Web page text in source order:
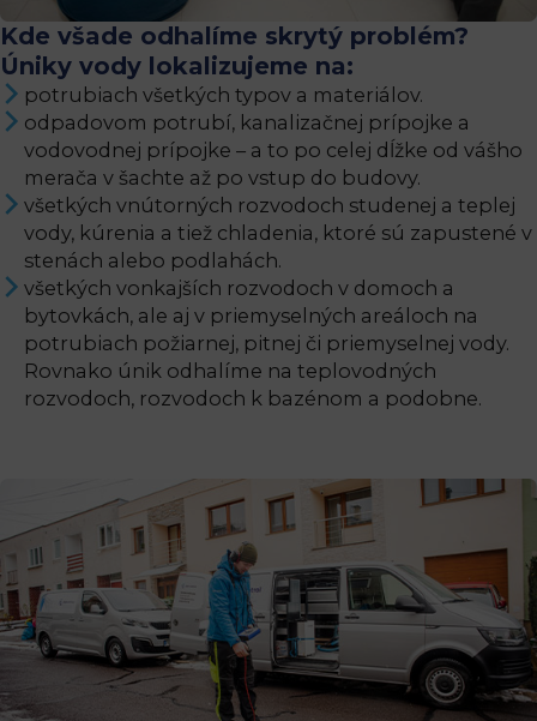
Kde všade odhalíme skrytý problém?
Úniky vody lokalizujeme na:
potrubiach všetkých typov a materiálov.
odpadovom potrubí, kanalizačnej prípojke a
vodovodnej prípojke – a to po celej dĺžke od vášho
merača v šachte až po vstup do budovy.
všetkých vnútorných rozvodoch studenej a teplej
vody, kúrenia a tiež chladenia, ktoré sú zapustené v
stenách alebo podlahách.
všetkých vonkajších rozvodoch v domoch a
bytovkách, ale aj v priemyselných areáloch na
potrubiach požiarnej, pitnej či priemyselnej vody.
Rovnako únik odhalíme na teplovodných
rozvodoch, rozvodoch k bazénom a podobne.